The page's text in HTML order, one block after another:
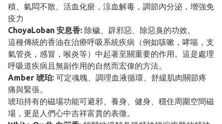
積、氣悶不散、活血化瘀，涼血解毒，調節內分泌，增強免
疫力
ChoyaLoban 安息香: 除穢、辟邪惡、除惡臭的功效。
這種傳統的香油在治療呼吸系統疾病（例如咳嗽，哮喘，支
氣管炎，感冒，喉炎等）中起著至關重要的作用。這是處理
呼吸道疾病且無副作用的自然而宏偉的方法。
Amber 琥珀: 可定魂魄、調理血液循環、舒緩肌肉關節疼
痛與緊張。
琥珀持有的磁場功能可避邪、養身、健身、穩住周圍空間磁
場，更是人們心中吉祥富貴的表徵。